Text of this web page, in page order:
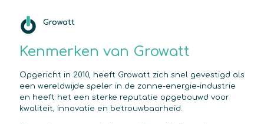
Growatt
Kenmerken van Growatt
Opgericht in 2010, heeft Growatt zich snel gevestigd als
een wereldwijde speler in de zonne-energie-industrie
en heeft het een sterke reputatie opgebouwd voor
kwaliteit, innovatie en betrouwbaarheid.